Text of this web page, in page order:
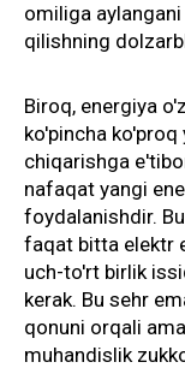
omiliga
qilishning
Biroq, energiya
ko'pincha
chiqarishga
nafaqat yangi
foydalanishdir.
faqat bitta elektr
uch-to'rt birlik
kerak. Bu sehr
qonuni orqali
muhandislik